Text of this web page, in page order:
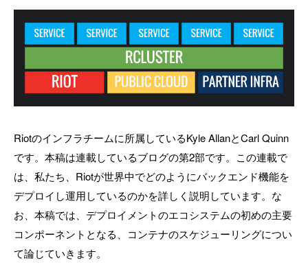
Riotのインフラチームに所属しているKyle AllanとCarl Quinn
です。本稿は連載しているブログの第2部です。この連載で
は、私たち、Riotが世界中でどのようにバックエンド機能を
デプロイし運用しているのかを詳しく説明しています。な
お、本稿では、デプロイメントのエコシステムの初めの主要
コンポーネントとなる、コンテナのスケジューリングについ
て論じていきます。